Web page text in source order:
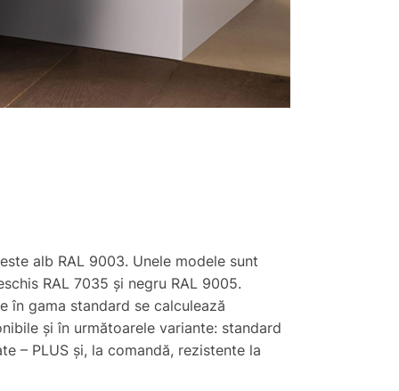
alb RAL 9003. Unele modele sunt
RAL 7035 și negru RAL 9005.
în gama standard se calculează
și în următoarele variante: standard
– PLUS și, la comandă, rezistente la